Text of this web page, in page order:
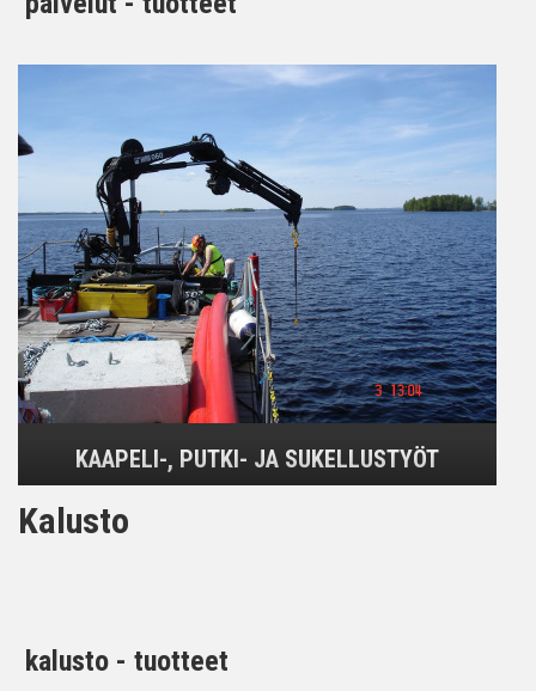
KAAPELI-, PUTKI- JA SUKELLUSTYÖT
Kalusto
kalusto - tuotteet